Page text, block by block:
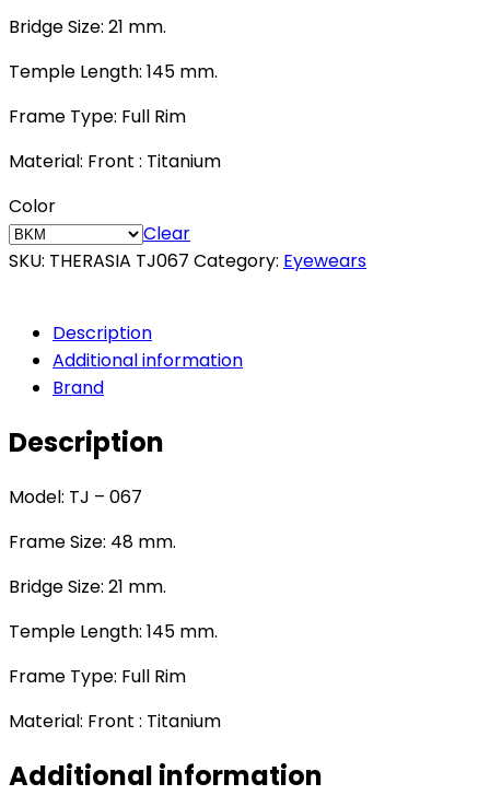
Bridge Size: 21 mm.
Temple Length: 145 mm.
Frame Type: Full Rim
Material: Front : Titanium
Color
Clear
SKU: THERASIA TJ067 Category: Eyewears
Description
Additional information
Brand
Description
Model: TJ – 067
Frame Size: 48 mm.
Bridge Size: 21 mm.
Temple Length: 145 mm.
Frame Type: Full Rim
Material: Front : Titanium
Additional information